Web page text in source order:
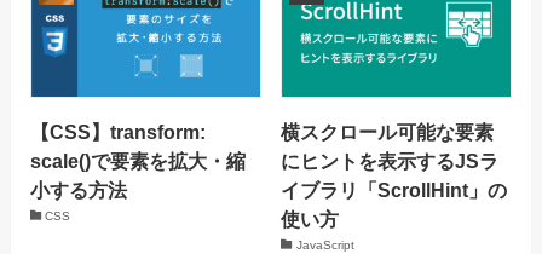
【CSS】transform:
scale()で要素を拡大・縮
小する方法
CSS
横スクロール可能な要素
にヒントを表示するJSラ
イブラリ「ScrollHint」の
使い方
JavaScript